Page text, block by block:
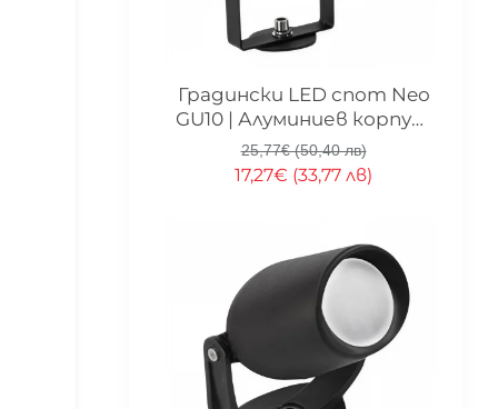
-33%
Градински LED спот Neo
GU10 | Алуминиев корпус |
IP65 | 2700K
17,27€ (33,77 лв)
25,77€ (50,40 лв)